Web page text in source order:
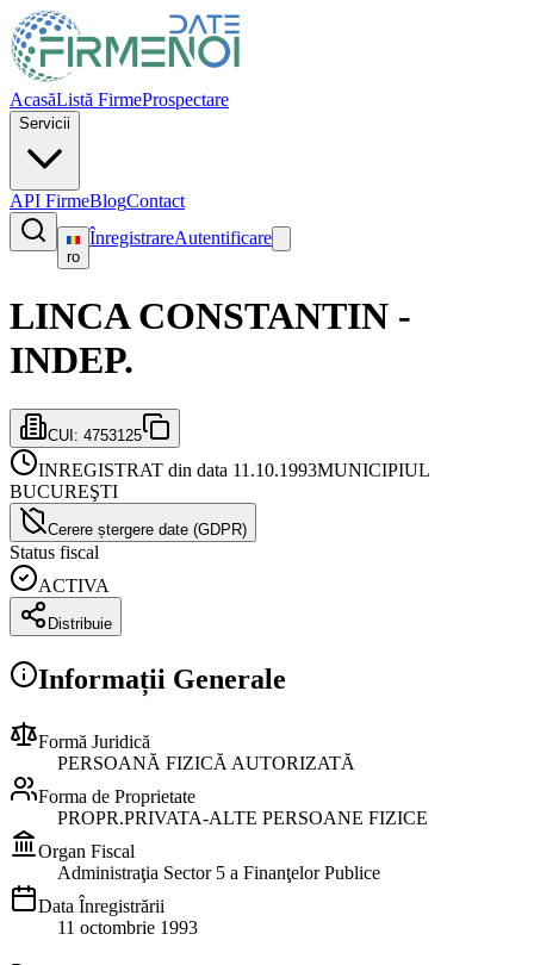
AcasăListă FirmeProspectare
Servicii
API FirmeBlogContact
ro
ÎnregistrareAutentificare
LINCA CONSTANTIN -
INDEP.
CUI: 4753125
INREGISTRAT din data 11.10.1993MUNICIPIUL
BUCUREŞTI
Cerere ștergere date (GDPR)
Status fiscal
ACTIVA
Distribuie
Informații Generale
Formă Juridică
PERSOANĂ FIZICĂ AUTORIZATĂ
Forma de Proprietate
PROPR.PRIVATA-ALTE PERSOANE FIZICE
Organ Fiscal
Administraţia Sector 5 a Finanţelor Publice
Data Înregistrării
11 octombrie 1993